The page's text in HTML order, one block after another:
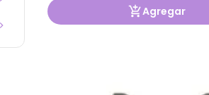
Agregar